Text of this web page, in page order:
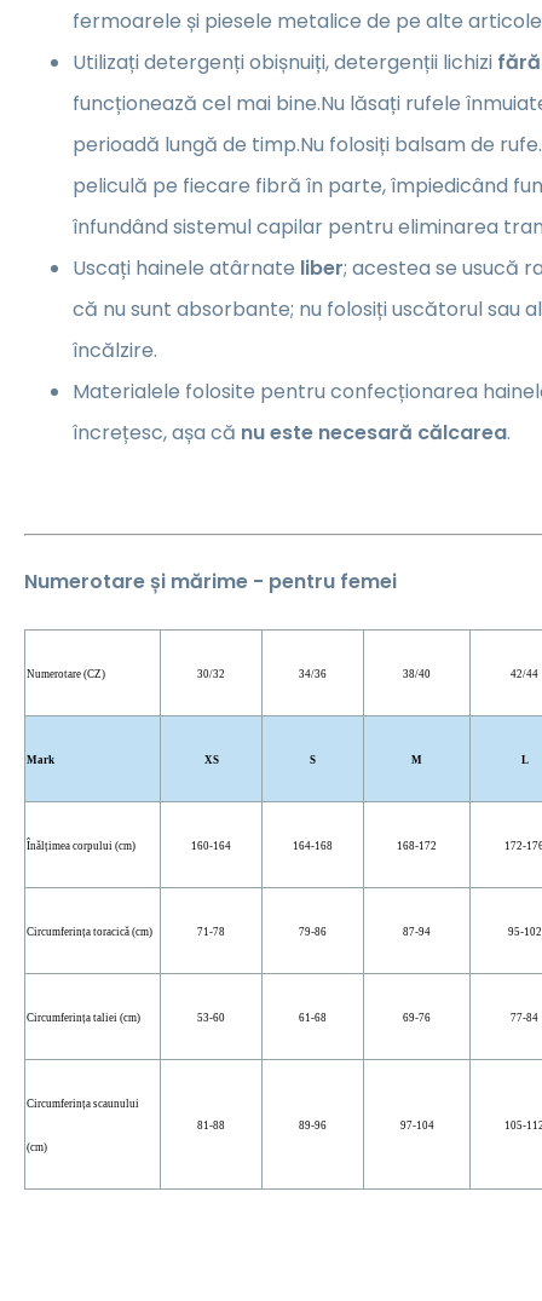
fermoarele și piesele metalice de pe alte
Utilizați detergenți obișnuiți, detergenții lichizi
funcționează cel mai bine.Nu lăsați rufele
perioadă lungă de timp.Nu folosiți balsam de
peliculă pe fiecare fibră în parte, împiedicând
înfundând sistemul capilar pentru eliminarea
Uscați hainele atârnate liber; acestea se usucă
că nu sunt absorbante; nu folosiți uscătorul sau
încălzire.
Materialele folosite pentru confecționarea
încrețesc, așa că nu este necesară călcarea.
Numerotare și mărime - pentru femei
Numerotare (CZ) 30/32 34/36 38/40 42/44
Mark XS S M L
Înălțimea corpului (cm) 160-164 164-168 168-172 172-
Circumferința toracică (cm) 71-78 79-86 87-94 95-102
Circumferința taliei (cm) 53-60 61-68 69-76 77-84
Circumferința scaunului
(cm)
81-88 89-96 97-104 105-